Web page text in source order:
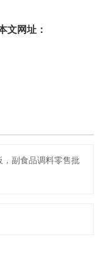
文网址：
副食品调料零售批